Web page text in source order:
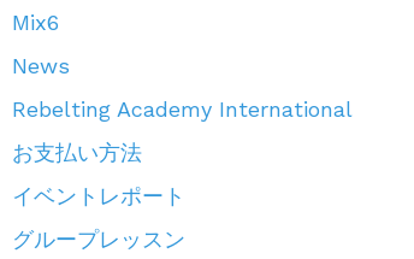
Mix6
News
Rebelting Academy International
お支払い方法
イベントレポート
グループレッスン